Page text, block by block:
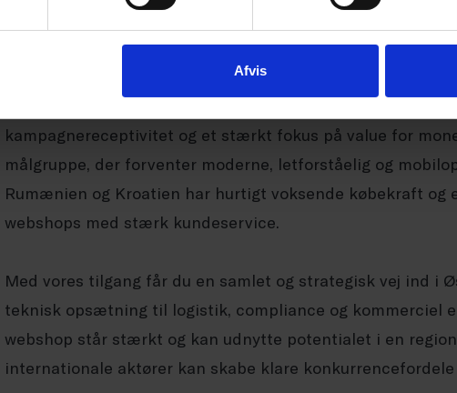
Afvis
EU-medlemmer. Det betyder forskelle i toldsatser,
markeder som Serbien, Moldova og Ukraine kræver
Kulturelt spænder regionen bredt, men fælles for mange
kampagnereceptivitet og et stærkt fokus på value for
målgruppe, der forventer moderne, letforståelig og
Rumænien og Kroatien har hurtigt voksende købekraft
webshops med stærk kundeservice.
Med vores tilgang får du en samlet og strategisk vej ind i
teknisk opsætning til logistik, compliance og kommerciel
webshop står stærkt og kan udnytte potentialet i en
internationale aktører kan skabe klare